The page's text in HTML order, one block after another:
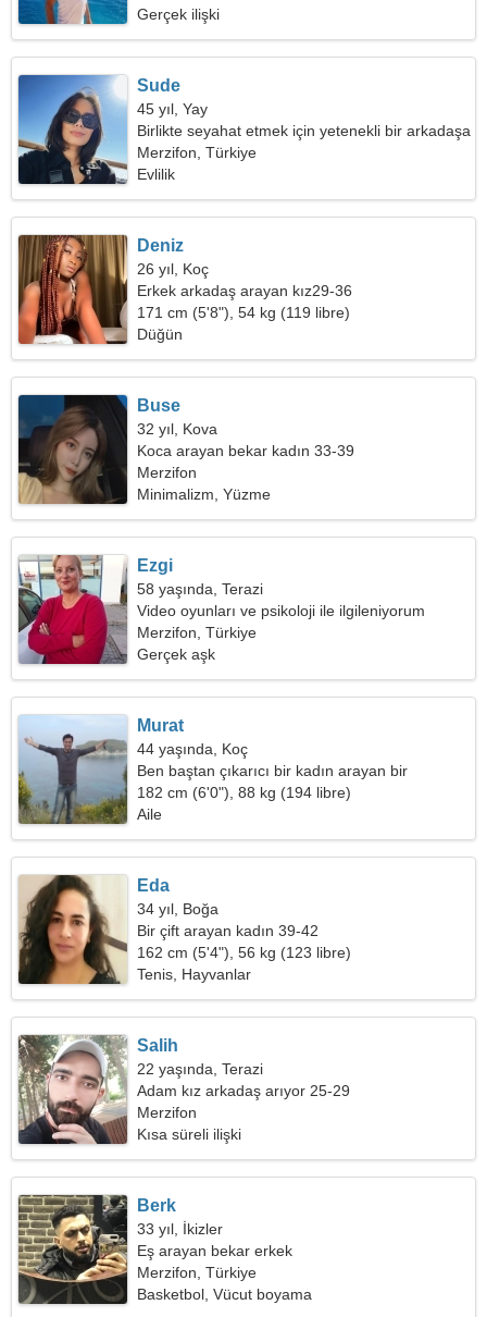
Gerçek ilişki
Sude
45 yıl, Yay
Birlikte seyahat etmek için yetenekli bir arkadaşa
ihtiyacım var
Merzifon, Türkiye
Evlilik
Deniz
26 yıl, Koç
Erkek arkadaş arayan kız29-36
171 cm (5'8"), 54 kg (119 libre)
Düğün
Buse
32 yıl, Kova
Koca arayan bekar kadın 33-39
Merzifon
Minimalizm, Yüzme
Ezgi
58 yaşında, Terazi
Video oyunları ve psikoloji ile ilgileniyorum
Merzifon, Türkiye
Gerçek aşk
Murat
44 yaşında, Koç
Ben baştan çıkarıcı bir kadın arayan bir
bankacıyım
182 cm (6'0"), 88 kg (194 libre)
Aile
Eda
34 yıl, Boğa
Bir çift arayan kadın 39-42
162 cm (5'4"), 56 kg (123 libre)
Tenis, Hayvanlar
Salih
22 yaşında, Terazi
Adam kız arkadaş arıyor 25-29
Merzifon
Kısa süreli ilişki
Berk
33 yıl, İkizler
Eş arayan bekar erkek
Merzifon, Türkiye
Basketbol, Vücut boyama